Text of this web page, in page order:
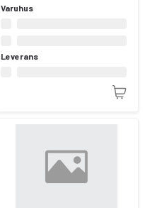
Varuhus
Leverans